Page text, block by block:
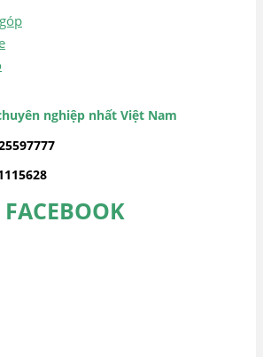
nghiệp nhất Việt Nam
FACEBOOK